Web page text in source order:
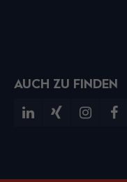
AUCH ZU FINDEN